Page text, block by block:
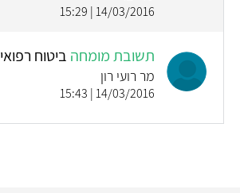
14/03/2016 | 15:29
תשובת מומחה ביטוח רפואי
מר רועי רון
14/03/2016 | 15:43